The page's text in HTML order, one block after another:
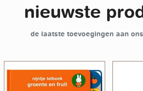
nieuwste
de laatste toevoegingen aan